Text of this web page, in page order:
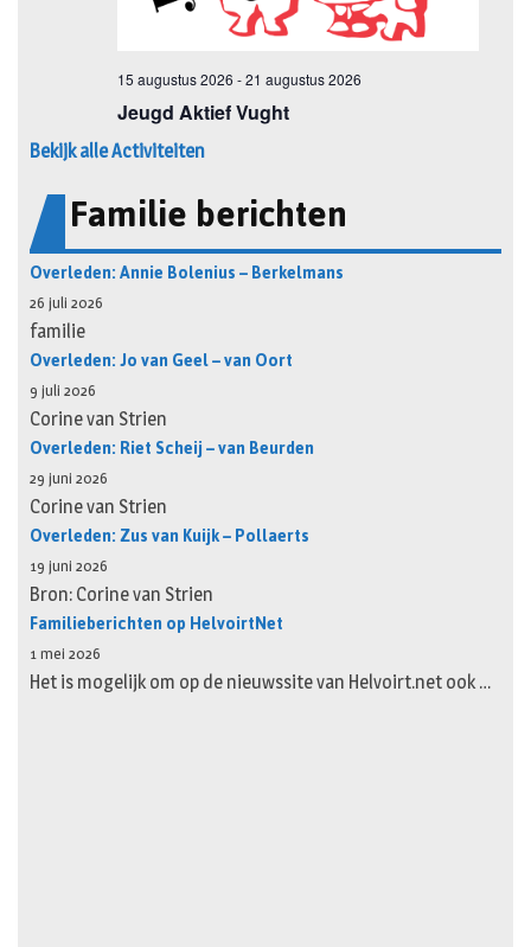
Bekijk alle Activiteiten
Familie berichten
Overleden: Annie Bolenius – Berkelmans
26 juli 2026
familie
Overleden: Jo van Geel – van Oort
9 juli 2026
Corine van Strien
Overleden: Riet Scheij – van Beurden
29 juni 2026
Corine van Strien
Overleden: Zus van Kuijk – Pollaerts
19 juni 2026
Bron: Corine van Strien
Familieberichten op HelvoirtNet
1 mei 2026
Het is mogelijk om op de nieuwssite van Helvoirt.net ook …